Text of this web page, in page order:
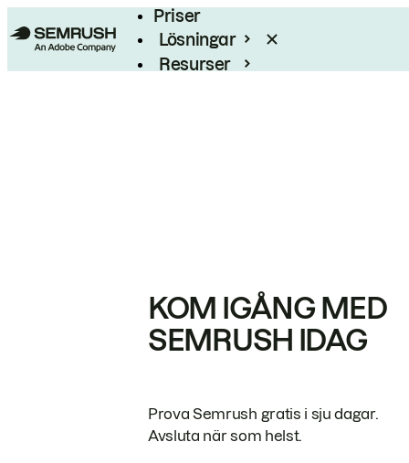
Priser
Lösningar
Resurser
KOM IGÅNG MED
SEMRUSH IDAG
Prova Semrush gratis i sju dagar.
Avsluta när som helst.